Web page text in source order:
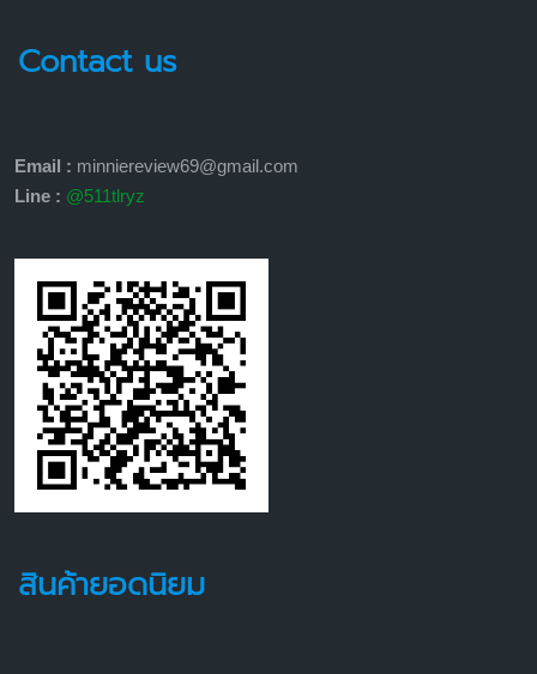
Contact us
Email : minniereview69@gmail.com
Line : @511tlryz
สินค้ายอดนิยม